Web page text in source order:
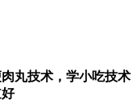
丸技术，学小吃技术